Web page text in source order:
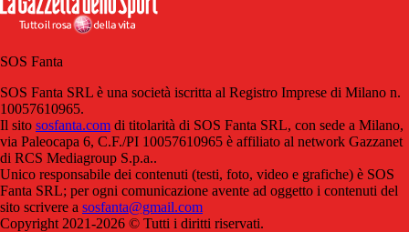
SOS Fanta
SOS Fanta SRL è una società iscritta al Registro Imprese di Milano n.
10057610965.
Il sito sosfanta.com di titolarità di SOS Fanta SRL, con sede a Milano,
via Paleocapa 6, C.F./PI 10057610965 è affiliato al network Gazzanet
di RCS Mediagroup S.p.a..
Unico responsabile dei contenuti (testi, foto, video e grafiche) è SOS
Fanta SRL; per ogni comunicazione avente ad oggetto i contenuti del
sito scrivere a sosfanta@gmail.com
Copyright 2021-2026 © Tutti i diritti riservati.